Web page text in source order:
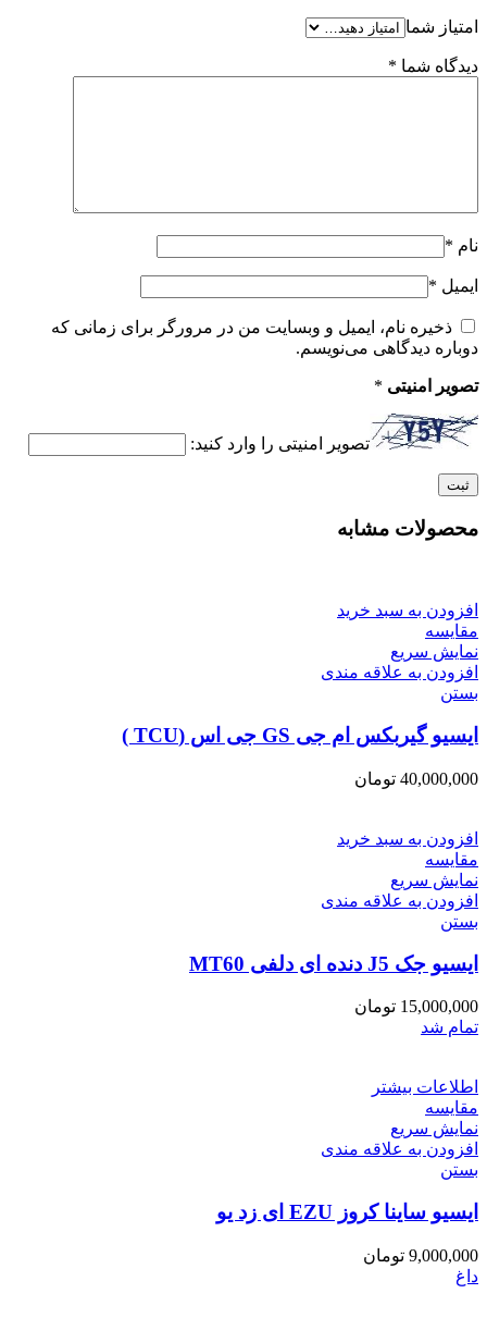
امتیاز شما
دیدگاه شما *
نام *
ایمیل *
ذخیره نام، ایمیل و وبسایت من در مرورگر برای زمانی که
دوباره دیدگاهی می‌نویسم.
تصویر امنیتی *
تصویر امنیتی را وارد کنید:
محصولات مشابه
افزودن به سبد خرید
مقایسه
نمایش سریع
افزودن به علاقه مندی
بستن
ایسیو گیربکس ام جی GS جی اس (TCU )
40,000,000 تومان
افزودن به سبد خرید
مقایسه
نمایش سریع
افزودن به علاقه مندی
بستن
ایسیو جک J5 دنده ای دلفی MT60
15,000,000 تومان
تمام شد
اطلاعات بیشتر
مقایسه
نمایش سریع
افزودن به علاقه مندی
بستن
ایسیو ساینا کروز EZU ای زد یو
9,000,000 تومان
داغ